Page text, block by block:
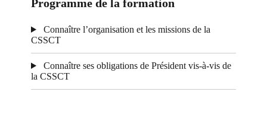
Programme de la formation
Connaître l’organisation et les missions de la
CSSCT
Connaître ses obligations de Président vis-à-vis de
la CSSCT